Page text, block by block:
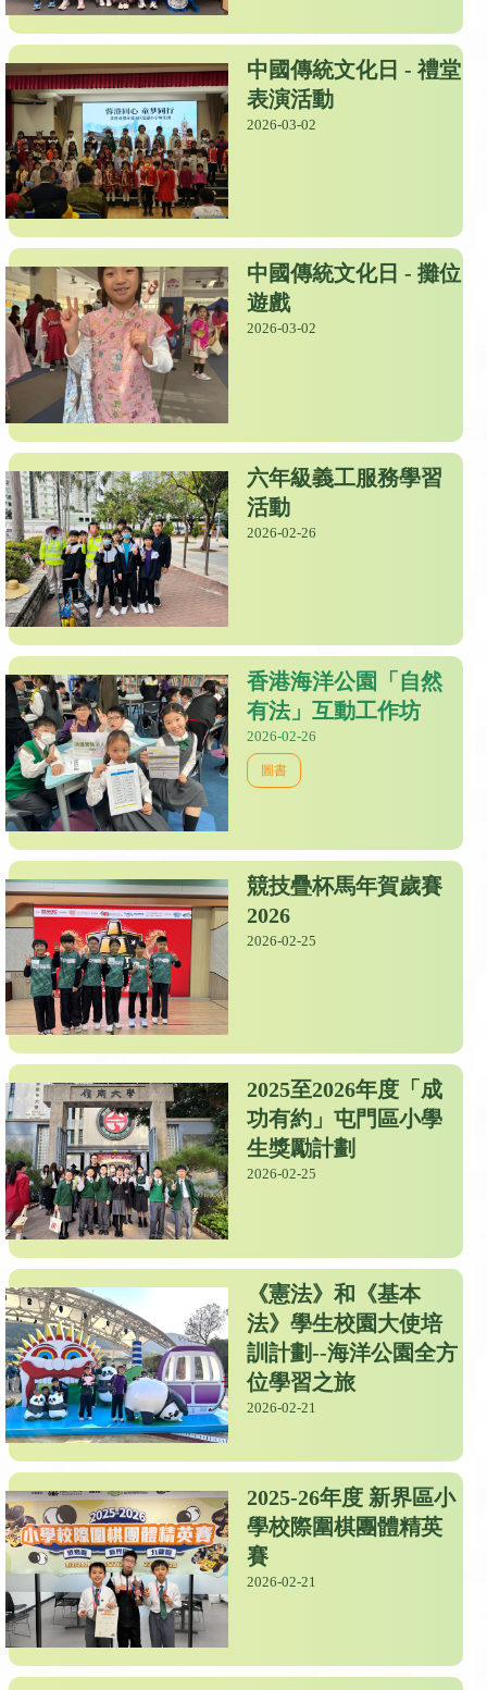
中國傳統文化日 - 禮堂
表演活動
2026-03-02
中國傳統文化日 - 攤位
遊戲
2026-03-02
六年級義工服務學習
活動
2026-02-26
香港海洋公園「自然
有法」互動工作坊
2026-02-26
圖書
競技疊杯馬年賀歲賽
2026
2026-02-25
2025至2026年度「成
功有約」屯門區小學
生獎勵計劃
2026-02-25
《憲法》和《基本
法》學生校園大使培
訓計劃--海洋公園全方
位學習之旅
2026-02-21
2025-26年度 新界區小
學校際圍棋團體精英
賽
2026-02-21